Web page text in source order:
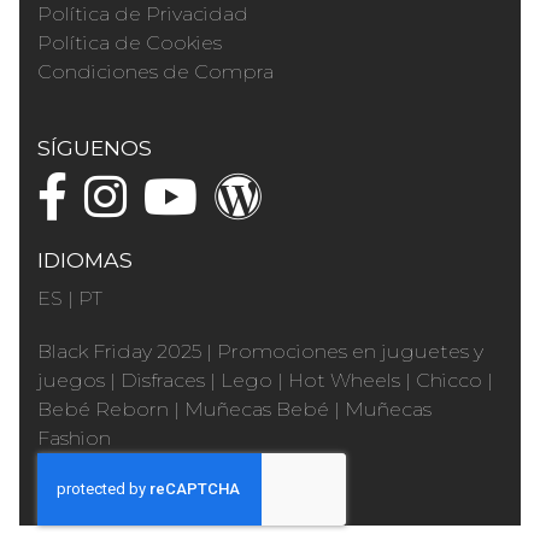
Política de Privacidad
Política de Cookies
Condiciones de Compra
SÍGUENOS
IDIOMAS
ES | PT
Black Friday 2025 | Promociones en juguetes y
juegos | Disfraces | Lego | Hot Wheels | Chicco |
Bebé Reborn | Muñecas Bebé | Muñecas
Fashion